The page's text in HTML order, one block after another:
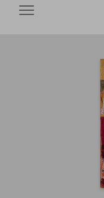
Open menu